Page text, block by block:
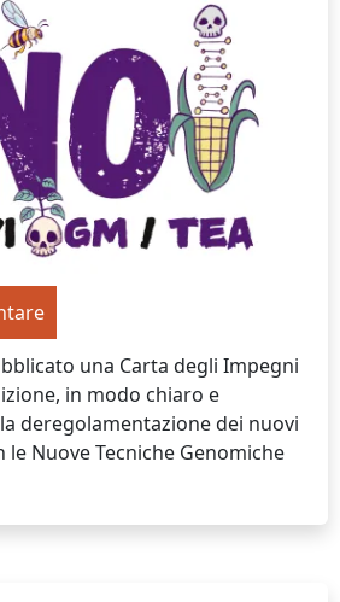
una Carta degli Impegni
in modo chiaro e
deregolamentazione dei nuovi
Nuove Tecniche Genomiche